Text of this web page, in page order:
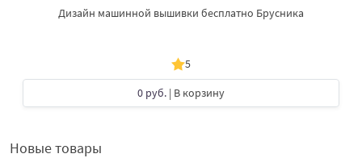
Дизайн машинной вышивки бесплатно Брусника
5
0 руб. | В корзину
Новые товары